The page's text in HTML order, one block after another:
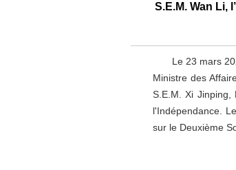
S.E.M. Wan Li,
Le 23 mars
Ministre des
S.E.M. Xi
l'Indépendance.
sur le Deuxième